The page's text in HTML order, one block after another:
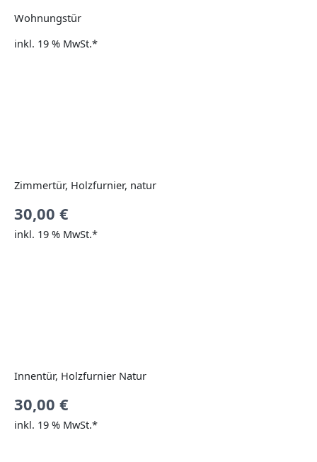
Wohnungstür
inkl. 19 % MwSt.*
Zimmertür, Holzfurnier, natur
30,00 €
inkl. 19 % MwSt.*
Innentür, Holzfurnier Natur
30,00 €
inkl. 19 % MwSt.*